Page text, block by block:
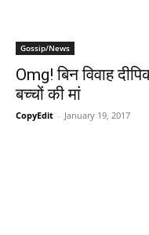
Gossip/News
Omg! बिन विवाह
बच्‍चों की मां
CopyEdit - January 19, 2017